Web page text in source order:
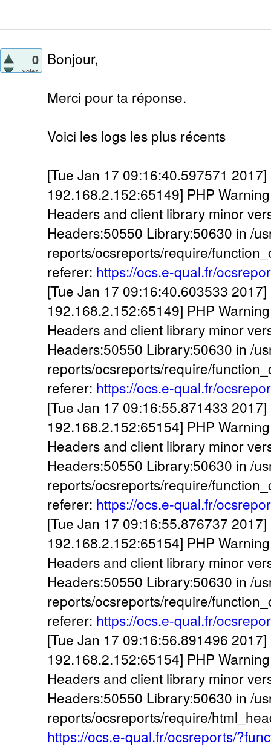
0
votes
Bonjour,
Merci pour ta réponse.
Voici les logs les plus récents
[Tue Jan 17 09:16:40.597571
192.168.2.152:65149] PHP
Headers and client library minor
Headers:50550 Library:50630 in /
reports/ocsreports/require/
referer: https://ocs.e-qual.fr/
[Tue Jan 17 09:16:40.603533
192.168.2.152:65149] PHP
Headers and client library minor
Headers:50550 Library:50630 in /
reports/ocsreports/require/
referer: https://ocs.e-qual.fr/
[Tue Jan 17 09:16:55.871433
192.168.2.152:65154] PHP
Headers and client library minor
Headers:50550 Library:50630 in /
reports/ocsreports/require/
referer: https://ocs.e-qual.fr/
[Tue Jan 17 09:16:55.876737
192.168.2.152:65154] PHP
Headers and client library minor
Headers:50550 Library:50630 in /
reports/ocsreports/require/
referer: https://ocs.e-qual.fr/
[Tue Jan 17 09:16:56.891496
192.168.2.152:65154] PHP
Headers and client library minor
Headers:50550 Library:50630 in /
reports/ocsreports/require/
https://ocs.e-qual.fr/ocsreports/